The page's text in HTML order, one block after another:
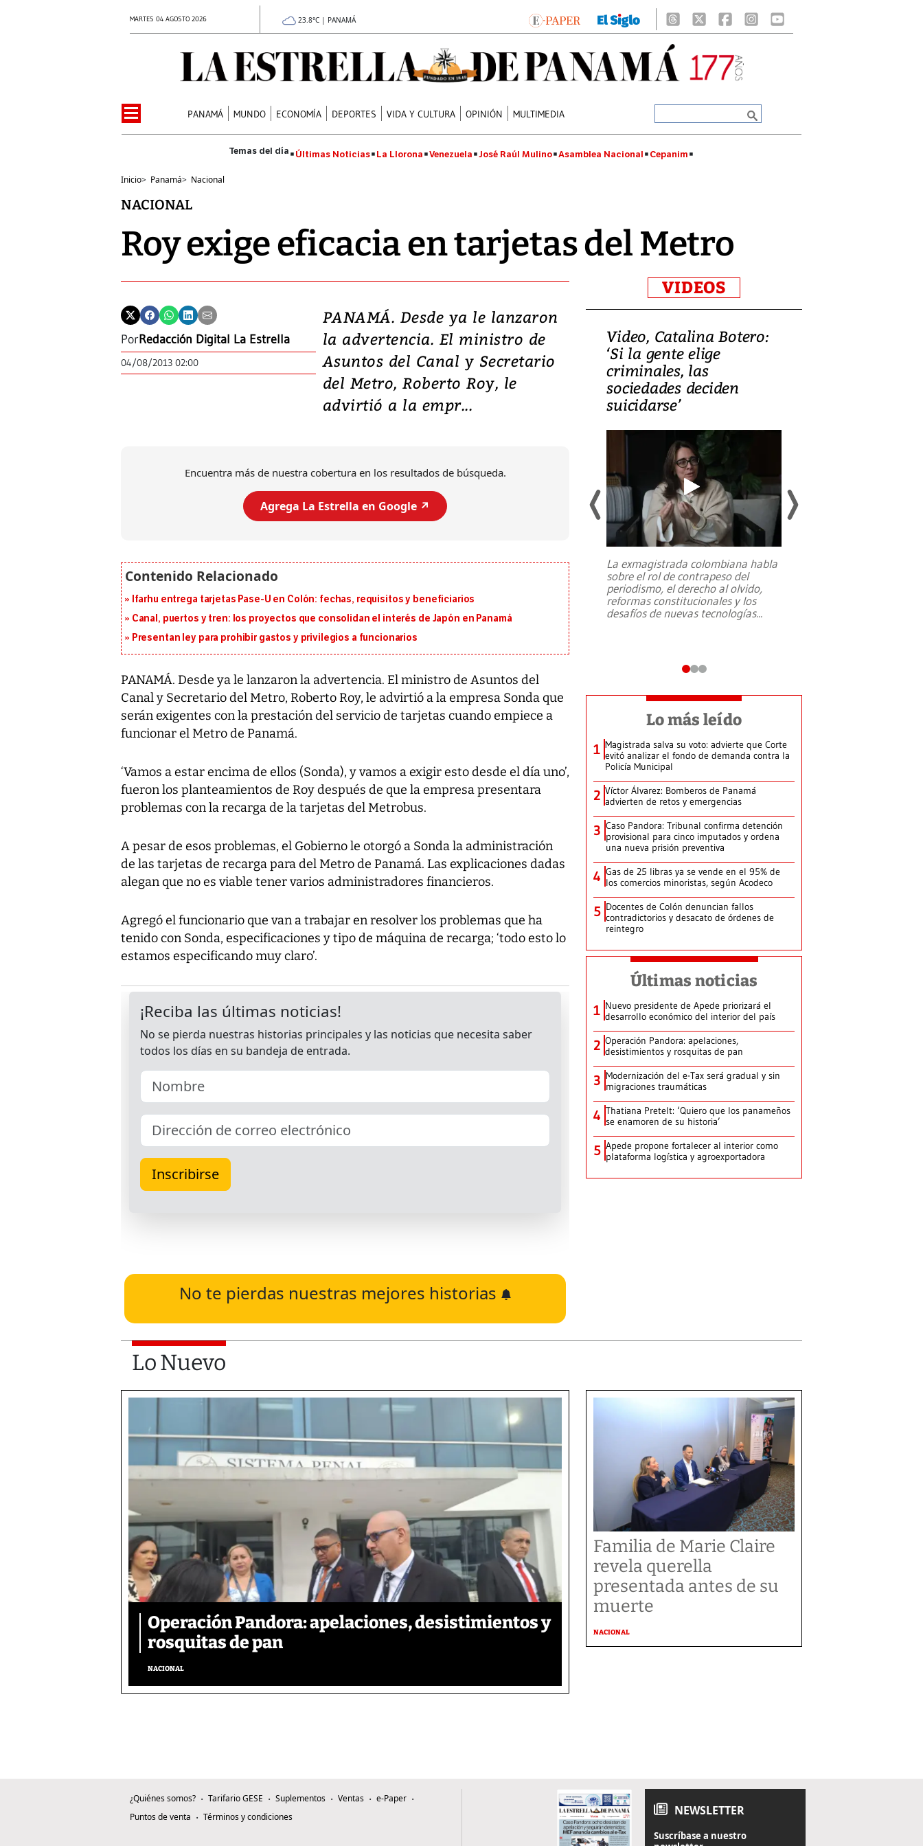
MARTES 04 AGOSTO 2026 23.8°C | PANAMÁ
PANAMÁ MUNDO ECONOMÍA DEPORTES VIDA Y CULTURA OPINIÓN MULTIMEDIA
Últimas Noticias La Llorona Venezuela José Raúl Mulino Asamblea Nacional Cepanim
Inicio> Panamá> Nacional
NACIONAL
Roy exige eficacia en tarjetas del Metro
PorRedacción Digital La Estrella
04/08/2013 02:00
PANAMÁ. Desde ya le lanzaron
la advertencia. El ministro de
Asuntos del Canal y Secretario
del Metro, Roberto Roy, le
advirtió a la empr...
Encuentra más de nuestra cobertura en los resultados de búsqueda.
Agrega La Estrella en Google ↗️
Ifarhu entrega tarjetas Pase-U en Colón: fechas, requisitos y beneficiarios
Canal, puertos y tren: los proyectos que consolidan el interés de Japón en Panamá
Presentan ley para prohibir gastos y privilegios a funcionarios
PANAMÁ. Desde ya le lanzaron la advertencia. El ministro de Asuntos del
Canal y Secretario del Metro, Roberto Roy, le advirtió a la empresa Sonda que
serán exigentes con la prestación del servicio de tarjetas cuando empiece a
funcionar el Metro de Panamá.
‘Vamos a estar encima de ellos (Sonda), y vamos a exigir esto desde el día uno’,
fueron los planteamientos de Roy después de que la empresa presentara
problemas con la recarga de la tarjetas del Metrobus.
A pesar de esos problemas, el Gobierno le otorgó a Sonda la administración
de las tarjetas de recarga para del Metro de Panamá. Las explicaciones dadas
alegan que no es viable tener varios administradores financieros.
Agregó el funcionario que van a trabajar en resolver los problemas que ha
tenido con Sonda, especificaciones y tipo de máquina de recarga; ‘todo esto lo
estamos especificando muy claro’.
No te pierdas nuestras mejores historias
VIDEOS
Video, Japón: Terremoto
deja heridos y graves
daños en Kumamoto
al sur de Japón, provocando una
Video, Catalina Botero:
‘Si la gente elige
criminales, las
sociedades deciden
suicidarse’
La exmagistrada colombiana habla
sobre el rol de contrapeso del
periodismo, el derecho al olvido,
reformas constitucionales y los
desafíos de nuevas tecnologías...
Lo más leído
1 Magistrada salva su voto: advierte que Corte
evitó analizar el fondo de demanda contra la
Policía Municipal
2 Víctor Álvarez: Bomberos de Panamá
advierten de retos y emergencias
3 Caso Pandora: Tribunal confirma detención
provisional para cinco imputados y ordena
una nueva prisión preventiva
4 Gas de 25 libras ya se vende en el 95% de
los comercios minoristas, según Acodeco
5 Docentes de Colón denuncian fallos
contradictorios y desacato de órdenes de
reintegro
Últimas noticias
1 Nuevo presidente de Apede priorizará el
desarrollo económico del interior del país
2 Operación Pandora: apelaciones,
desistimientos y rosquitas de pan
3 Modernización del e-Tax será gradual y sin
migraciones traumáticas
4 Thatiana Pretelt: ‘Quiero que los panameños
se enamoren de su historia’
5 Apede propone fortalecer al interior como
plataforma logística y agroexportadora
Lo Nuevo
Operación Pandora: apelaciones, desistimientos y
rosquitas de pan
NACIONAL
Familia de Marie Claire
revela querella
presentada antes de su
muerte
NACIONAL
¿Quiénes somos? Tarifario GESE Suplementos Ventas
e-Paper
Puntos de venta
Términos y condiciones NEWSLETTER
Suscríbase a nuestro